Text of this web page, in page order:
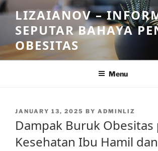
Skip
to
content
LIZAIANOV –
SEPUTAR BAHAYA
OBESITAS
Menu
POSTED
JANUARY 13, 2025 BY ADMINLIZ
Dampak Buruk Obesitas
Kesehatan Ibu Hamil